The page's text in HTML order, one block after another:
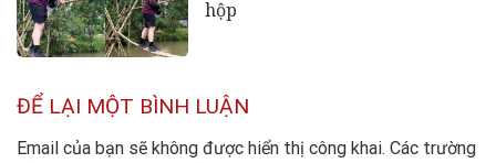
hộp
ĐỂ LẠI MỘT BÌNH LUẬN
Email của bạn sẽ không được hiển thị công khai. Các trường